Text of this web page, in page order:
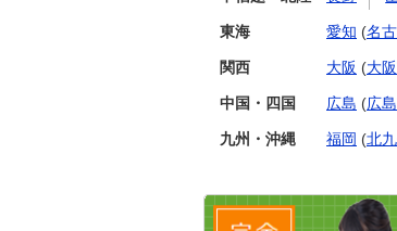
東海 愛知 (名
関西 大阪 (大
中国・四国 広島 (広
九州・沖縄 福岡 (北